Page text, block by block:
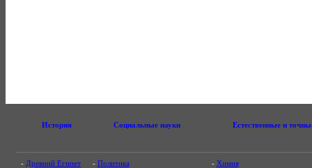
История Социальные науки Естественные и
- Древний Египет
- Политика
- Химия